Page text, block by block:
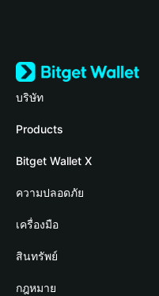
บริษัท
เกี่ยวกับ Bitget Wallet
Blog
Academy
ข่าวสารด้านคริปโต
ศูนย์ช่วยเหลือ
ติดต่อเรา
Products
Crypto Card
Stablecoin Earn
Payfi Crypto
Crypto Swap API
Altcoin Season Index
Bitget Wallet X
นักพัฒนา
เชื่อมต่อ Wallet
Bitget Wallet Pay
ลิสต์โปรเจกต์
ความปลอดภัย
Protection Fund
เทคโนโลยีความปลอดภัย
เครื่องมือ
ซื้อคริปโต
การตรวจจับการอนุญาต
สินทรัพย์
Arbitrum
กฎหมาย